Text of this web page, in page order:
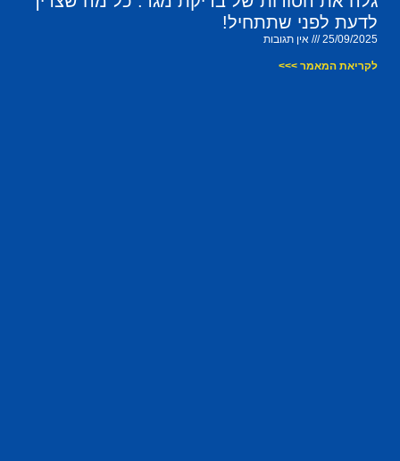
לדעת לפני שתתחיל!
25/09/2025 אין תגובות
לקריאת המאמר >>>